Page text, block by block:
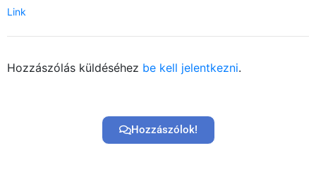
Link
Hozzászólás küldéséhez be kell jelentkezni.
Hozzászólok!